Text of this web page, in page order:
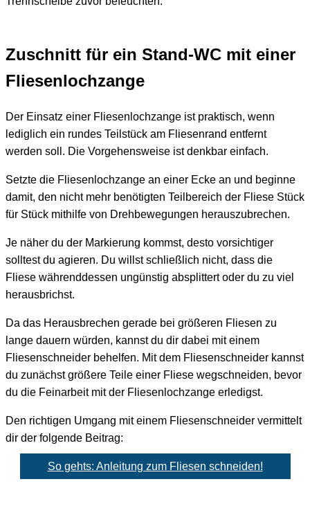
Zuschnitt für ein Stand-WC mit einer
Fliesenlochzange
Der Einsatz einer Fliesenlochzange ist praktisch, wenn
lediglich ein rundes Teilstück am Fliesenrand entfernt
werden soll. Die Vorgehensweise ist denkbar einfach.
Setzte die Fliesenlochzange an einer Ecke an und beginne
damit, den nicht mehr benötigten Teilbereich der Fliese Stück
für Stück mithilfe von Drehbewegungen herauszubrechen.
Je näher du der Markierung kommst, desto vorsichtiger
solltest du agieren. Du willst schließlich nicht, dass die
Fliese währenddessen ungünstig absplittert oder du zu viel
herausbrichst.
Da das Herausbrechen gerade bei größeren Fliesen zu
lange dauern würden, kannst du dir dabei mit einem
Fliesenschneider behelfen. Mit dem Fliesenschneider kannst
du zunächst größere Teile einer Fliese wegschneiden, bevor
du die Feinarbeit mit der Fliesenlochzange erledigst.
Den richtigen Umgang mit einem Fliesenschneider vermittelt
dir der folgende Beitrag:
So gehts: Anleitung zum Fliesen schneiden!